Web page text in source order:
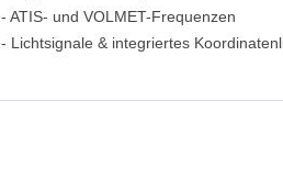
- ATIS- und VOLMET-Frequenzen
- Lichtsignale & integriertes